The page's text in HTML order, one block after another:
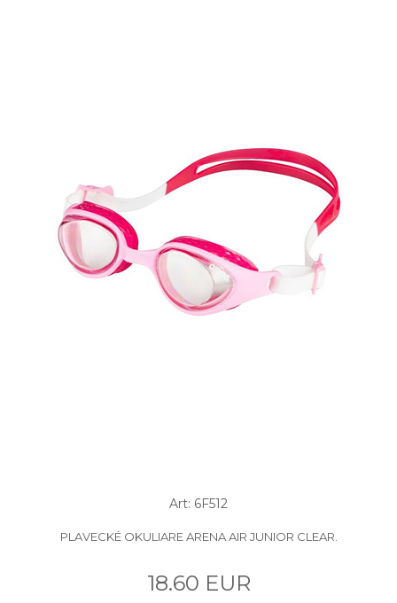
Art: 6F512
PLAVECKÉ OKULIARE ARENA AIR JUNIOR CLEAR.
18.60 EUR